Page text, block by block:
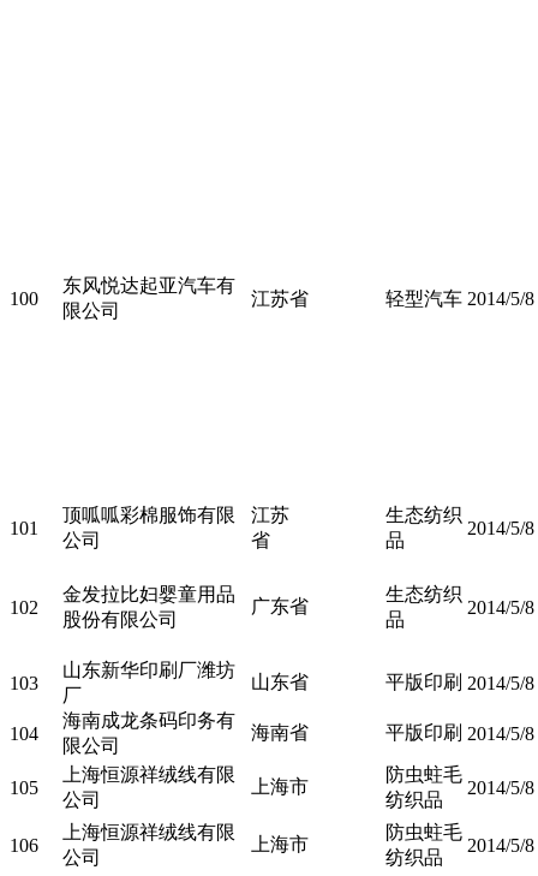
100
东风悦达起亚汽车有
限公司
江苏省 轻型汽车 2014/5/8
101
顶呱呱彩棉服饰有限
公司
江苏
省
生态纺织
品
2014/5/8
102
金发拉比妇婴童用品
股份有限公司
广东省
生态纺织
品
2014/5/8
103
山东新华印刷厂潍坊
厂
山东省 平版印刷 2014/5/8
104
海南成龙条码印务有
限公司
海南省 平版印刷 2014/5/8
105
上海恒源祥绒线有限
公司
上海市
防虫蛀毛
纺织品
2014/5/8
106
上海恒源祥绒线有限
公司
上海市
防虫蛀毛
纺织品
2014/5/8